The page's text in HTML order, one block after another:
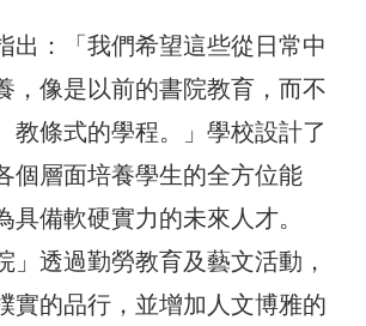
出：「我們希望這些從日常中
，像是以前的書院教育，而不
教條式的學程。」學校設計了
個層面培養學生的全方位能
具備軟硬實力的未來人才。
」透過勤勞教育及藝文活動，
實的品行，並增加人文博雅的